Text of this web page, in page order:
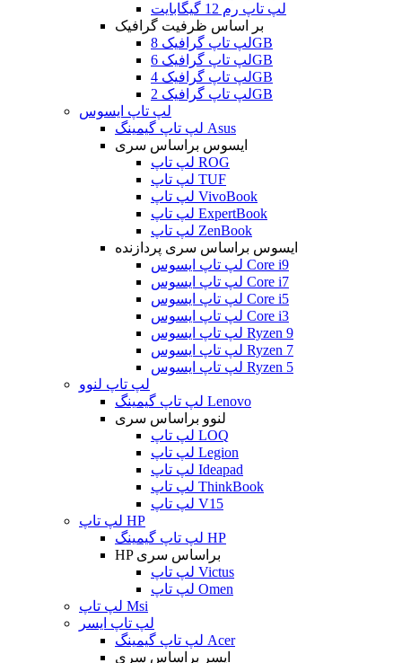
لپ تاپ رم 12 گیگابایت
بر اساس ظرفیت گرافیک
لپ تاپ گرافیک 8GB
لپ تاپ گرافیک 6GB
لپ تاپ گرافیک 4GB
لپ تاپ گرافیک 2GB
لپ تاپ ایسوس
لپ تاپ گیمینگ Asus
ایسوس براساس سری
لپ تاپ ROG
لپ تاپ TUF
لپ تاپ VivoBook
لپ تاپ ExpertBook
لپ تاپ ZenBook
ایسوس براساس سری پردازنده
لپ تاپ ایسوس Core i9
لپ تاپ ایسوس Core i7
لپ تاپ ایسوس Core i5
لپ تاپ ایسوس Core i3
لپ تاپ ایسوس Ryzen 9
لپ تاپ ایسوس Ryzen 7
لپ تاپ ایسوس Ryzen 5
لپ تاپ لنوو
لپ تاپ گیمینگ Lenovo
لنوو براساس سری
لپ تاپ LOQ
لپ تاپ Legion
لپ تاپ Ideapad
لپ تاپ ThinkBook
لپ تاپ V15
لپ تاپ HP
لپ تاپ گیمینگ HP
HP براساس سری
لپ تاپ Victus
لپ تاپ Omen
لپ تاپ Msi
لپ تاپ ایسر
لپ تاپ گیمینگ Acer
ایسر براساس سری